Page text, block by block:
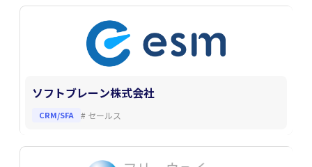
ソフトブレーン株式会社
CRM/SFA # セールス